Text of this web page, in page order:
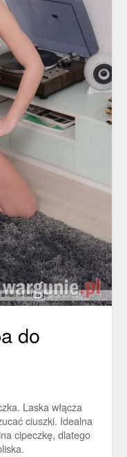
do
Laska włącza
ciuszki. Idealna
cipeczkę, dlatego